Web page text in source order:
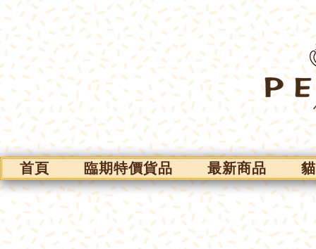
首頁 臨期特價貨品 最新商品